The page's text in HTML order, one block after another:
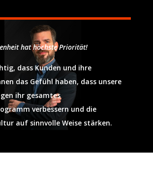
hat höchste Priorität!
dass Kunden und ihre
das Gefühl haben, dass unsere
ihr gesamtes
verbessern und die
auf sinnvolle Weise stärken.